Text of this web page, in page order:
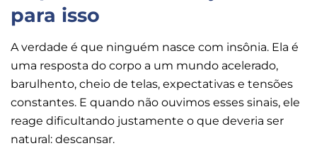
para isso
A verdade é que ninguém nasce com insônia. Ela é
uma resposta do corpo a um mundo acelerado,
barulhento, cheio de telas, expectativas e tensões
constantes. E quando não ouvimos esses sinais, ele
reage dificultando justamente o que deveria ser
natural: descansar.